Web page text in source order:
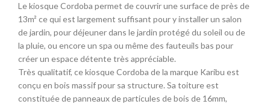
Le kiosque Cordoba permet de couvrir une surface de près de
13m² ce qui est largement suffisant pour y installer un salon
de jardin, pour déjeuner dans le jardin protégé du soleil ou de
la pluie, ou encore un spa ou même des fauteuils bas pour
créer un espace détente très appréciable.
Très qualitatif, ce kiosque Cordoba de la marque Karibu est
conçu en bois massif pour sa structure. Sa toiture est
constituée de panneaux de particules de bois de 16mm,